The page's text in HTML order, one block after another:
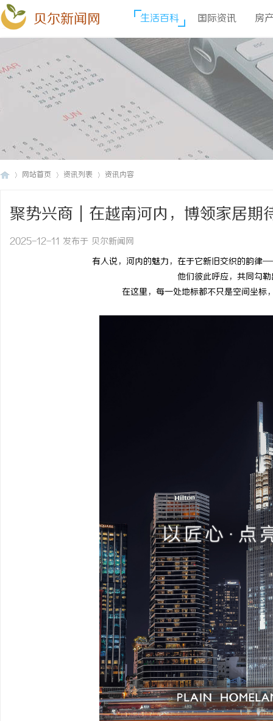
贝尔新闻网 生活百科 国际资讯 房
网站首页 资讯列表 资讯内容
聚势兴商｜在越南河内，博领家居期
2025-12-11 发布于 贝尔新闻网
有人说，河内的魅力，在于它新旧交织的韵律
他们彼此呼应，共同勾
在这里，每一处地标都不只是空间坐标
激光焊接系列：高效、
方案